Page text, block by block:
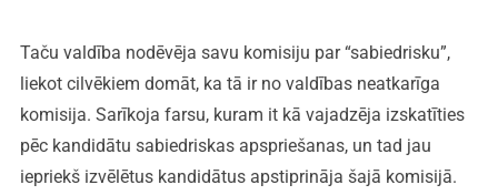
Taču valdība nodēvēja savu komisiju par “sabiedrisku”,
liekot cilvēkiem domāt, ka tā ir no valdības neatkarīga
komisija. Sarīkoja farsu, kuram it kā vajadzēja izskatīties
pēc kandidātu sabiedriskas apspriešanas, un tad jau
iepriekš izvēlētus kandidātus apstiprināja šajā komisijā.